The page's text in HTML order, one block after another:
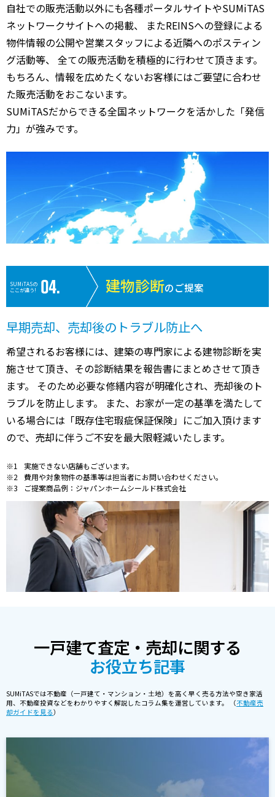
自社での販売活動以外にも各種ポータルサイトやSUMiTAS
ネットワークサイトへの掲載、 またREINSへの登録による
物件情報の公開や営業スタッフによる近隣へのポスティン
グ活動等、 全ての販売活動を積極的に行わせて頂きます。
もちろん、情報を広めたくないお客様にはご要望に合わせ
た販売活動をおこないます。
SUMiTASだからできる全国ネットワークを活かした「発信
力」が強みです。
SUMiTASの
ここが違う!
建物診断のご提案
早期売却、売却後のトラブル防止へ
希望されるお客様には、建築の専門家による建物診断を実
施させて頂き、その診断結果を報告書にまとめさせて頂き
ます。 そのため必要な修繕内容が明確化され、売却後のト
ラブルを防止します。 また、お家が一定の基準を満たして
いる場合には「既存住宅瑕疵保証保険」にご加入頂けます
ので、売却に伴うご不安を最大限軽減いたします。
実施できない店舗もございます。
費用や対象物件の基準等は担当者にお問い合わせください。
ご提案商品例：ジャパンホームシールド株式会社
一戸建て査定・売却に関する
お役立ち記事
SUMiTASでは不動産（一戸建て・マンション・土地）を高く早く売る方法や空き家活
用、不動産投資などをわかりやすく解説したコラム集を運営しています。 （不動産売
却ガイドを見る）